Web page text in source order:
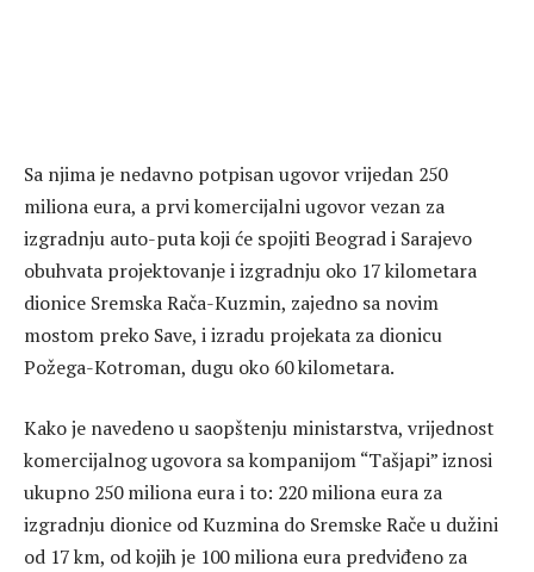
Sa njima je nedavno potpisan ugovor vrijedan 250
miliona eura, a prvi komercijalni ugovor vezan za
izgradnju auto-puta koji će spojiti Beograd i Sarajevo
obuhvata projektovanje i izgradnju oko 17 kilometara
dionice Sremska Rača-Kuzmin, zajedno sa novim
mostom preko Save, i izradu projekata za dionicu
Požega-Kotroman, dugu oko 60 kilometara.
Kako je navedeno u saopštenju ministarstva, vrijednost
komercijalnog ugovora sa kompanijom “Tašjapi” iznosi
ukupno 250 miliona eura i to: 220 miliona eura za
izgradnju dionice od Kuzmina do Sremske Rače u dužini
od 17 km, od kojih je 100 miliona eura predviđeno za